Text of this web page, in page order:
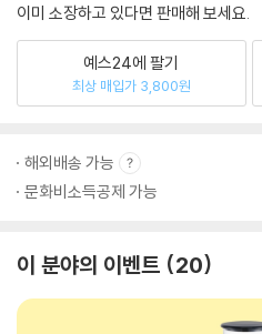
이미 소장하고 있다면 판매해 보세요.
예스24에 팔기
최상 매입가 3,800원
해외배송 가능
문화비소득공제 가능
이 분야의 이벤트 20